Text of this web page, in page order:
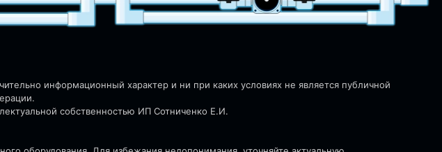
информационный характер и ни при каких условиях не является публичной
собственностью ИП Сотниченко Е.И.